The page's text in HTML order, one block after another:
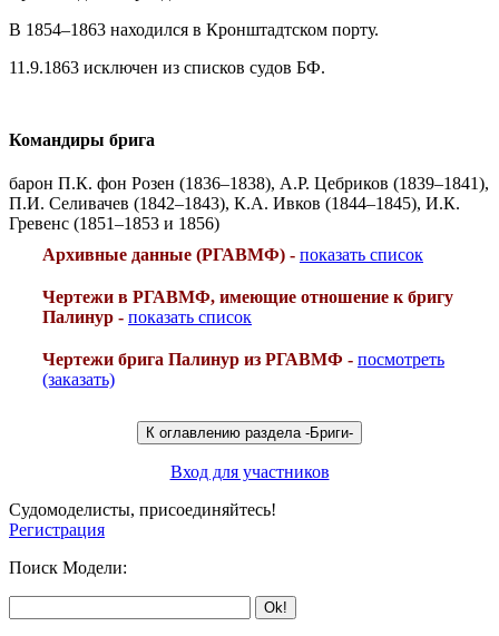
В 1854–1863 находился в Кронштадтском порту.
11.9.1863 исключен из списков судов БФ.
Командиры брига
барон П.К. фон Розен (1836–1838), А.Р. Цебриков (1839–1841),
П.И. Селивачев (1842–1843), К.А. Ивков (1844–1845), И.К.
Гревенс (1851–1853 и 1856)
Архивные данные (РГАВМФ) - показать список
Чертежи в РГАВМФ, имеющие отношение к бригу
Палинур - показать список
Чертежи брига Палинур из РГАВМФ - посмотреть
(заказать)
Вход для участников
Судомоделисты, присоединяйтесь!
Регистрация
Поиск Модели: